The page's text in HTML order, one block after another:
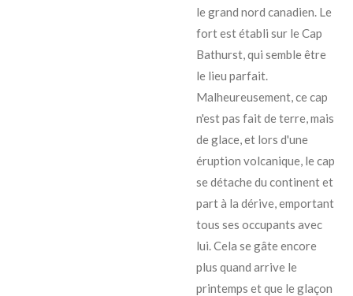
le grand nord canadien. Le
fort est établi sur le Cap
Bathurst, qui semble être
le lieu parfait.
Malheureusement, ce cap
n'est pas fait de terre, mais
de glace, et lors d'une
éruption volcanique, le cap
se détache du continent et
part à la dérive, emportant
tous ses occupants avec
lui. Cela se gâte encore
plus quand arrive le
printemps et que le glaçon